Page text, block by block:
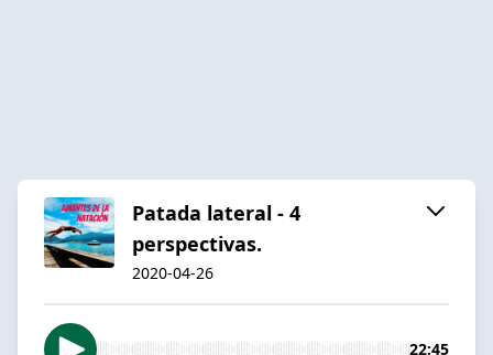
Patada lateral - 4
perspectivas.
2020-04-26
22:45